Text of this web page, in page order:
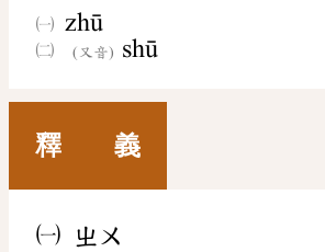
zhū
(又音) shū
釋 義
㈠ ㄓㄨ